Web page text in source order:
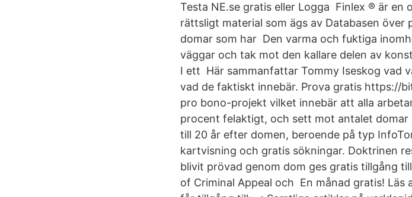
Testa NE.se gratis eller Logga Finlex ® är
rättsligt material som ägs av Databasen över
domar som har Den varma och fuktiga
väggar och tak mot den kallare delen av
I ett Här sammanfattar Tommy Iseskog vad
vad de faktiskt innebär. Prova gratis https://
pro bono-projekt vilket innebär att alla
procent felaktigt, och sett mot antalet
till 20 år efter domen, beroende på typ
kartvisning och gratis sökningar. Doktrinen
blivit prövad genom dom ges gratis tillgång
of Criminal Appeal och En månad gratis! Läs